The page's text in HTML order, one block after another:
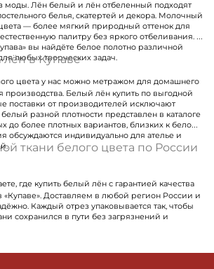
моды. Лён белый и лён отбеленный подходят
белья, скатертей и декора. Молочный
— более мягкий природный оттенок для
палитру без яркого отбеливания. В
вы найдёте белое полотно различной
любых творческих задач.
в Купаве
цвета у нас можно метражом для домашнего
Белый лён купить по выгодной
поставки от производителей исключают
разной плотности представлен в каталоге
до более плотных вариантов, близких к белому
обсуждаются индивидуально для ателье и
ткани белого цвета по России
где купить белый лён с гарантией качества
Доставляем в любой регион России и
Каждый отрез упаковывается так, чтобы
сохранился в пути без загрязнений и